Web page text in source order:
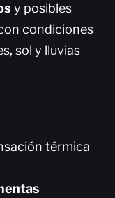
y posibles
condiciones
sol y lluvias
térmica